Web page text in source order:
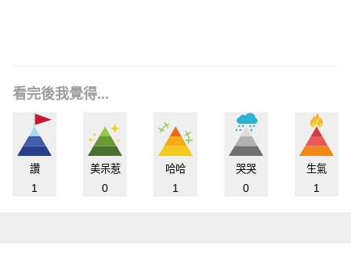
看完後我覺得...
讚
1
美呆惹
0
哈哈
1
哭哭
0
生氣
1